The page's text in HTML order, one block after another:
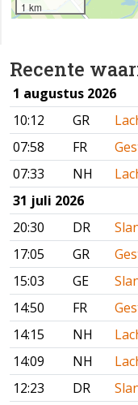
Recente
1 augustus 2026
10:12
GR
07:58
FR
07:33
NH
31 juli 2026
20:30
DR
17:05
GR
15:03
GE
14:50
FR
14:15
NH
14:09
NH
12:23
DR
1 km